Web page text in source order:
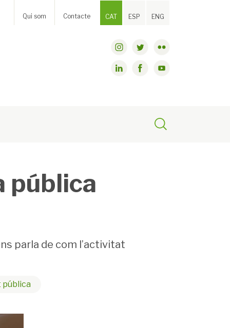
CAT ESP ENG
Qui som Contacte
pública
parla de com l’activitat
pública